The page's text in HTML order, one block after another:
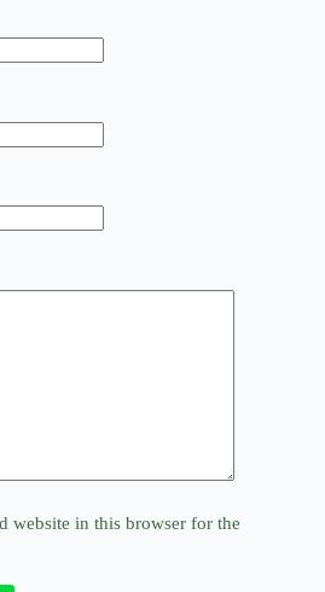
website in this browser for the